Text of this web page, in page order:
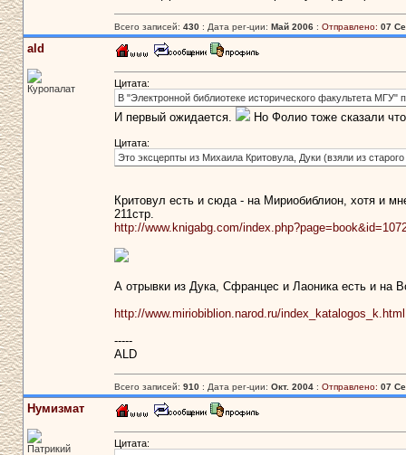
Всего записей: 430: Дата рег-ции: Май 2006: Отправлено: 07
ald
Куропалат
Цитата:
В "Электронной библиотеке исторического факультета
И первый ожидается. Но Фолио тоже сказали
Цитата:
Это эксцерпты из Михаила Критовула, Дуки (взяли из
Критовул есть и сюда - на Мириобиблион, хотя и
211стр.
http://www.knigabg.com/
А отрывки из Дука, Сфранцес и Лаоника есть и на
http://www.miriobiblion.narod.ru/index_katalogos_k.html
-----
ALD
Всего записей: 910: Дата рег-ции: Окт. 2004: Отправлено: 07
Нумизмат
Патрикий Цитата: